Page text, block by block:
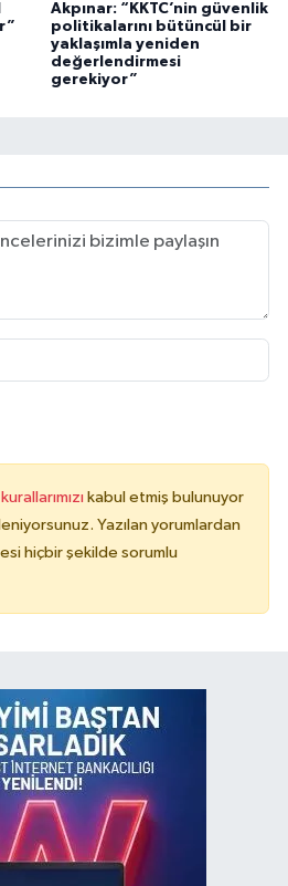
Akpınar: “KKTC’nin güvenlik
politikalarını bütüncül bir
yaklaşımla yeniden
değerlendirmesi
gerekiyor”
kabul etmiş bulunuyor
Yazılan yorumlardan
hiçbir şekilde sorumlu